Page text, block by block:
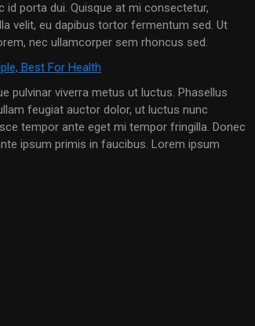
porta dui. Quisque at mi consectetur,
velit, eu dapibus tortor fermentum sed. Ut
nec ullamcorper sem rhoncus sed.
pulvinar viverra metus ut luctus. Phasellus
feugiat auctor dolor, ut luctus nunc
tempor ante eget mi tempor fringilla. Donec
ipsum primis in faucibus. Lorem ipsum